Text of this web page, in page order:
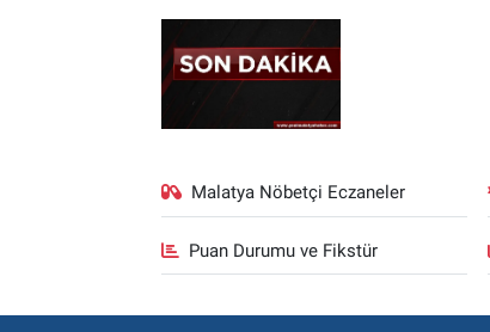
Malatya Nöbetçi Eczaneler
Puan Durumu ve Fikstür